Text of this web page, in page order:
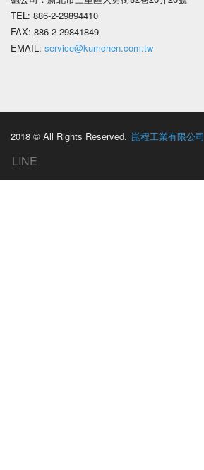
TEL: 886-2-29894410
FAX: 886-2-29841849
EMAIL: service@kumchen.com.tw
2018 © All Rights Reserved. 崑程工業有限公司
LINE